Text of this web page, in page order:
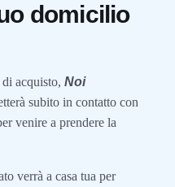
domicilio
acquisto, Noi
subito in contatto con
venire a prendere la
verrà a casa tua per